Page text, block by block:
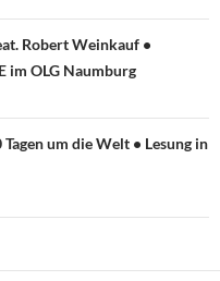
Robert Weinkauf •
im OLG Naumburg
um die Welt • Lesung in